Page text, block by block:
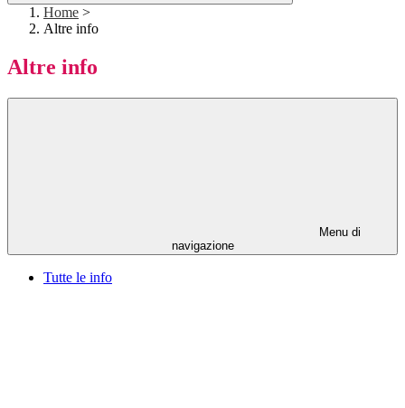
Home >
Altre info
Altre info
Menu di
navigazione
Tutte le info